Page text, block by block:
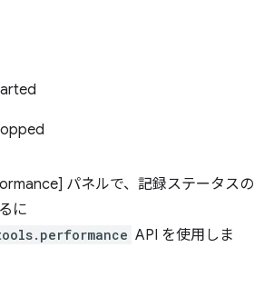
パネルで、記録ステータスの
に
API を使用しま